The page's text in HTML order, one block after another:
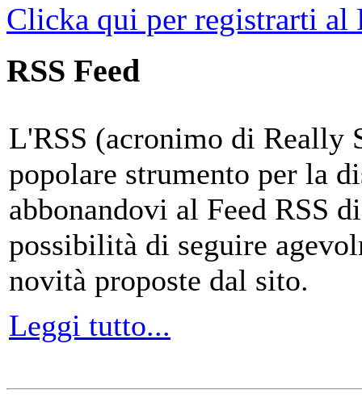
Clicka qui per registrarti al
RSS Feed
L'RSS (acronimo di Really
popolare strumento per la
abbonandovi al Feed RSS
possibilità di seguire
novità proposte dal sito.
Leggi tutto...